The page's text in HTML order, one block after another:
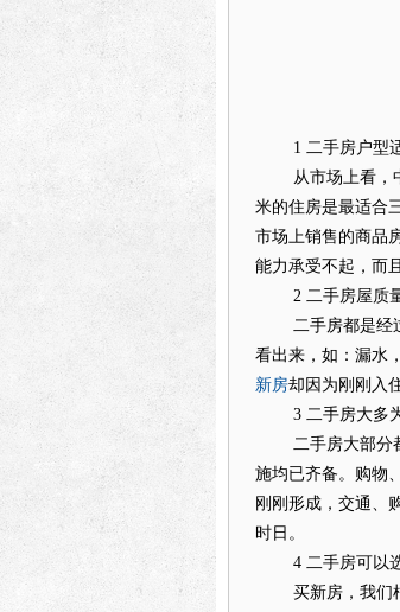
1 二手房户型适
从市场上看，中
米的住房是最适合
市场上销售的商品
能力承受不起，而
2 二手房屋质量
二手房都是经过
看出来，如：漏水
新房却因为刚刚入
3 二手房大多为
二手房大部分都
施均已齐备。购物
刚刚形成，交通、
时日。
4 二手房可以选
买新房，我们根